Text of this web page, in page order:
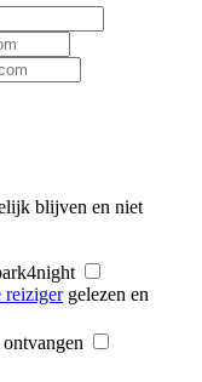
blijven en niet
reizigergelezen en